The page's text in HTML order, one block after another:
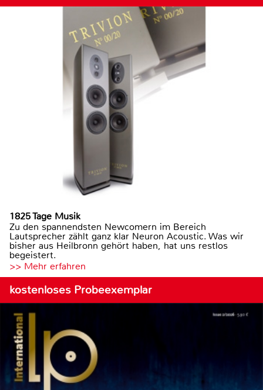
1825 Tage Musik
Zu den spannendsten Newcomern im Bereich
Lautsprecher zählt ganz klar Neuron Acoustic. Was wir
bisher aus Heilbronn gehört haben, hat uns restlos
begeistert.
>> Mehr erfahren
kostenloses Probeexemplar